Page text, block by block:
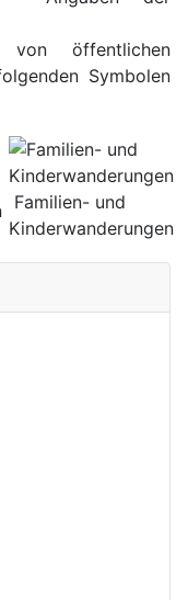
von öffentlichen
Symbolen
Familien- und
Kinderwanderungen